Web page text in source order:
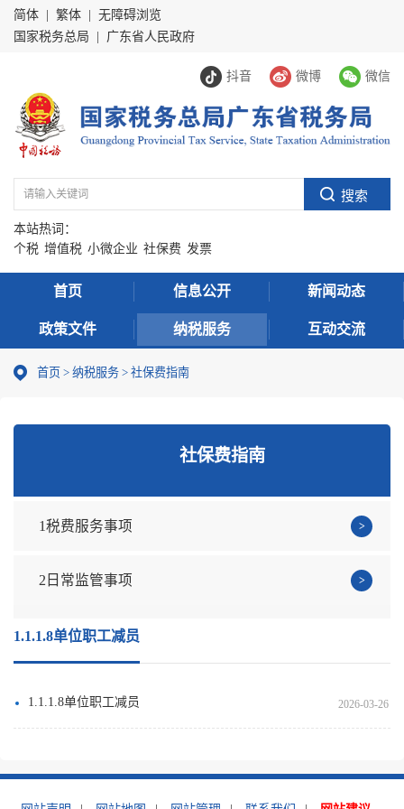
简体 繁体
无障碍浏览
国家税务总局
广东省人民政府
抖音 微博 微信
本站热词：
个税 增值税 小微企业 社保费 发票
首页 信息公开 新闻动态
政策文件 纳税服务 互动交流
首页 > 纳税服务 > 社保费指南
社保费指南
1税费服务事项
2日常监管事项
1.1.1.8单位职工减员
1.1.1.8单位职工减员 2026-03-26